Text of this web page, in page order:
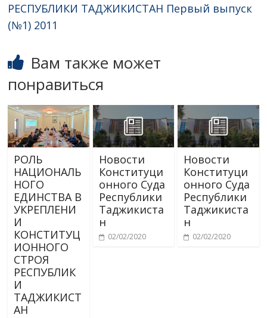
РЕСПУБЛИКИ ТАДЖИКИСТАН Первый выпуск
(№1) 2011
Вам также может
понравиться
РОЛЬ
НАЦИОНАЛЬ
НОГО
ЕДИНСТВА В
УКРЕПЛЕНИ
И
КОНСТИТУЦ
ИОННОГО
СТРОЯ
РЕСПУБЛИК
И
ТАДЖИКИСТ
АН
Новости
Конституци
онного Суда
Республики
Таджикиста
н
02/02/2020
Новости
Конституци
онного Суда
Республики
Таджикиста
н
02/02/2020